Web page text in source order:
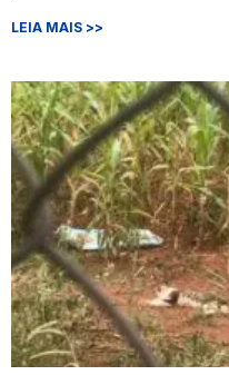
LEIA MAIS >>